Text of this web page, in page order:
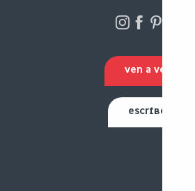
VEN A VERNOS
ESCRÍBENOS